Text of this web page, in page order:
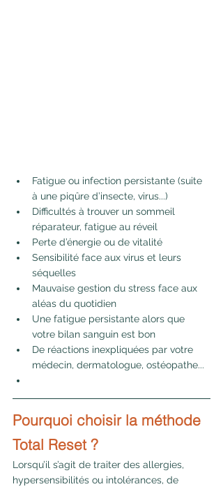
Fatigue ou infection persistante (suite
à une piqûre d’insecte, virus...)
Difficultés à trouver un sommeil
réparateur, fatigue au réveil
Perte d’énergie ou de vitalité
Sensibilité face aux virus et leurs
séquelles
Mauvaise gestion du stress face aux
aléas du quotidien
Une fatigue persistante alors que
votre bilan sanguin est bon
De réactions inexpliquées par votre
médecin, dermatologue, ostéopathe...
Pourquoi choisir la méthode
Total Reset ?
Lorsqu’il s’agit de traiter des allergies,
hypersensibilités ou intolérances, de